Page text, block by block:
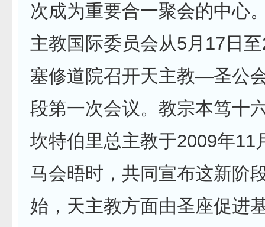
次成为重要合一聚会的中心
主教国际委员会从5月17日
塞修道院召开天主教—圣公
段第一次会议。教宗本笃十
坎特伯里总主教于2009年11
马会晤时，共同宣布这新阶
始，天主教方面由圣座促进